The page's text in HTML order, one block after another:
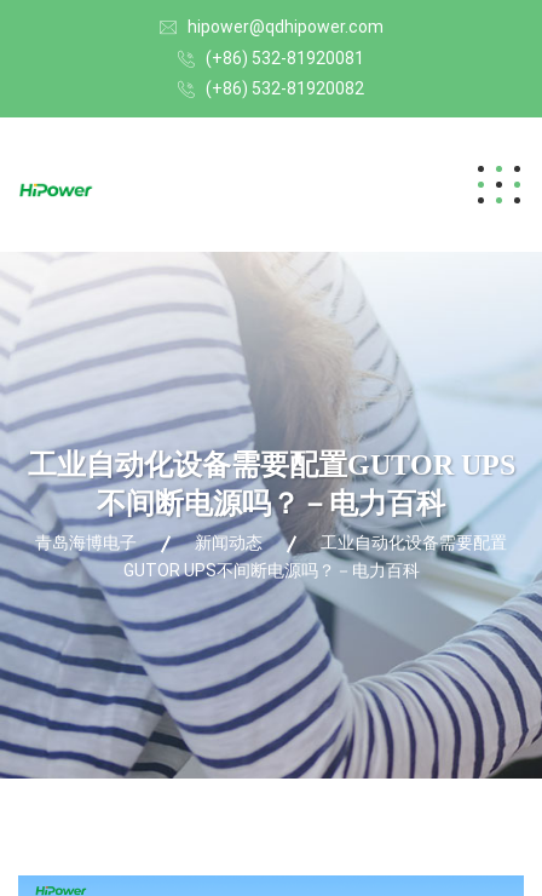
hipower@qdhipower.com
(+86) 532-81920081
(+86) 532-81920082
工业自动化设备需要配置GUTOR UPS
不间断电源吗？－电力百科
青岛海博电子 新闻动态
工业自动化设备需要配置
GUTOR UPS不间断电源吗？－电力百科